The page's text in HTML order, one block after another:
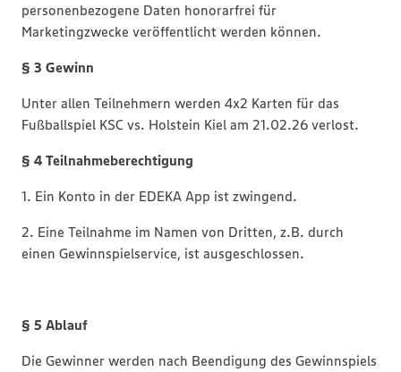
personenbezogene Daten honorarfrei für
Marketingzwecke veröffentlicht werden können.
§ 3 Gewinn
Unter allen Teilnehmern werden 4x2 Karten für das
Fußballspiel KSC vs. Holstein Kiel am 21.02.26 verlost.
§ 4 Teilnahmeberechtigung
1. Ein Konto in der EDEKA App ist zwingend.
2. Eine Teilnahme im Namen von Dritten, z.B. durch
einen Gewinnspielservice, ist ausgeschlossen.
§ 5 Ablauf
Die Gewinner werden nach Beendigung des Gewinnspiels